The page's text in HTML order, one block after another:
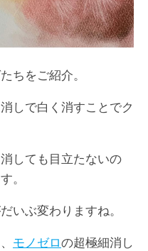
ちをご紹介。
しで白く消すことでク
しても目立たないの
。
いぶ変わりますね。
モノゼロの超極細消し